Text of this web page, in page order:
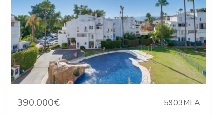
390.000€ 5903MLA